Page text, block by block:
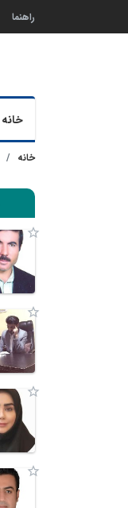
راهنما
خانه
خانه